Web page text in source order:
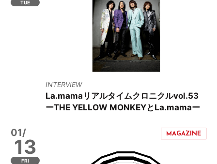
TUE
INTERVIEW
La.mamaリアルタイムクロニクルvol.53
ーTHE YELLOW MONKEYとLa.mamaー
01/
13
FRI